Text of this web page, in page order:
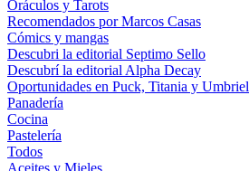
Oráculos y Tarots
Recomendados por Marcos Casas
Cómics y mangas
Descubri la editorial Septimo Sello
Descubrí la editorial Alpha Decay
Oportunidades en Puck, Titania y Umbriel
Panadería
Cocina
Pastelería
Todos
Aceites y Mieles